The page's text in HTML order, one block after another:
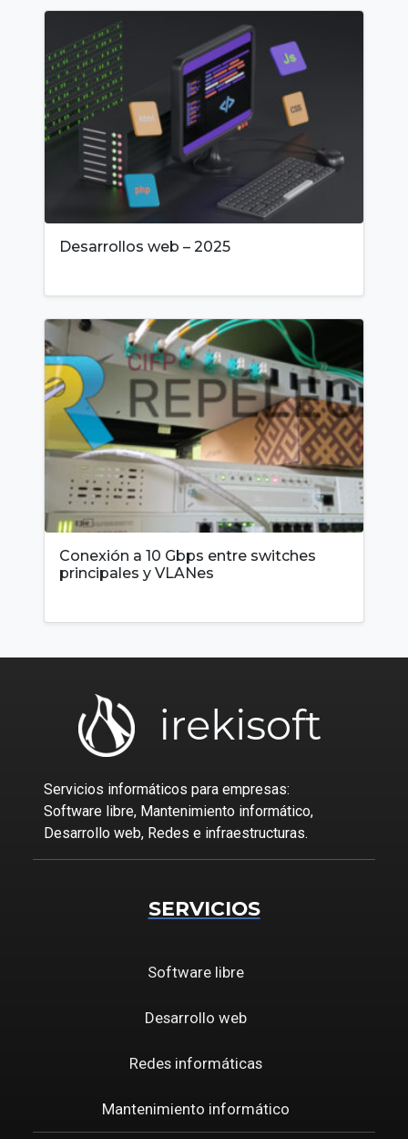
Desarrollos web – 2025
Conexión a 10 Gbps entre switches
principales y VLANes
Servicios informáticos para empresas:
Software libre, Mantenimiento informático,
Desarrollo web, Redes e infraestructuras.
SERVICIOS
Software libre
Desarrollo web
Redes informáticas
Mantenimiento informático